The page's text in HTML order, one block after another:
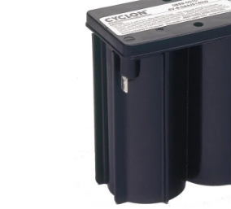
TRAKČNÍ BATERIE
STANIČNÍ BATERIE
POWERBANKY
LITHIOVÉ BATERIE